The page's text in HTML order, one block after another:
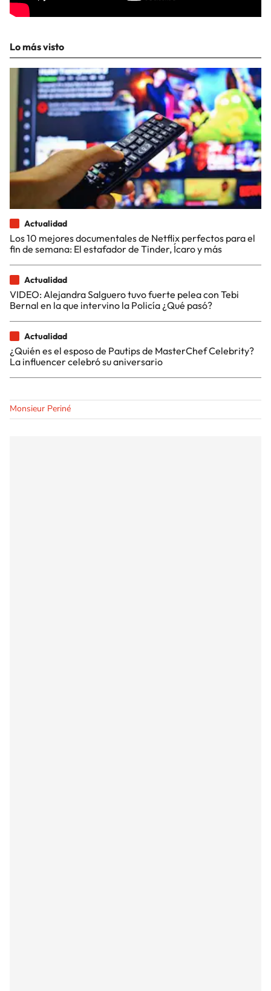
Lo más visto
Actualidad
Los 10 mejores documentales de Netflix perfectos para el
fin de semana: El estafador de Tinder, Ícaro y más
Actualidad
VIDEO: Alejandra Salguero tuvo fuerte pelea con Tebi
Bernal en la que intervino la Policía ¿Qué pasó?
Actualidad
¿Quién es el esposo de Pautips de MasterChef Celebrity?
La influencer celebró su aniversario
Monsieur Periné